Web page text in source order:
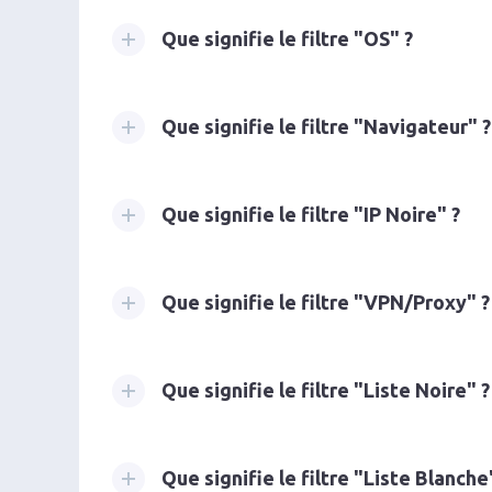
Que signifie le filtre "OS" ?
Que signifie le filtre "Navigateur" ?
Que signifie le filtre "IP Noire" ?
Que signifie le filtre "VPN/Proxy" ?
Que signifie le filtre "Liste Noire" ?
Que signifie le filtre "Liste